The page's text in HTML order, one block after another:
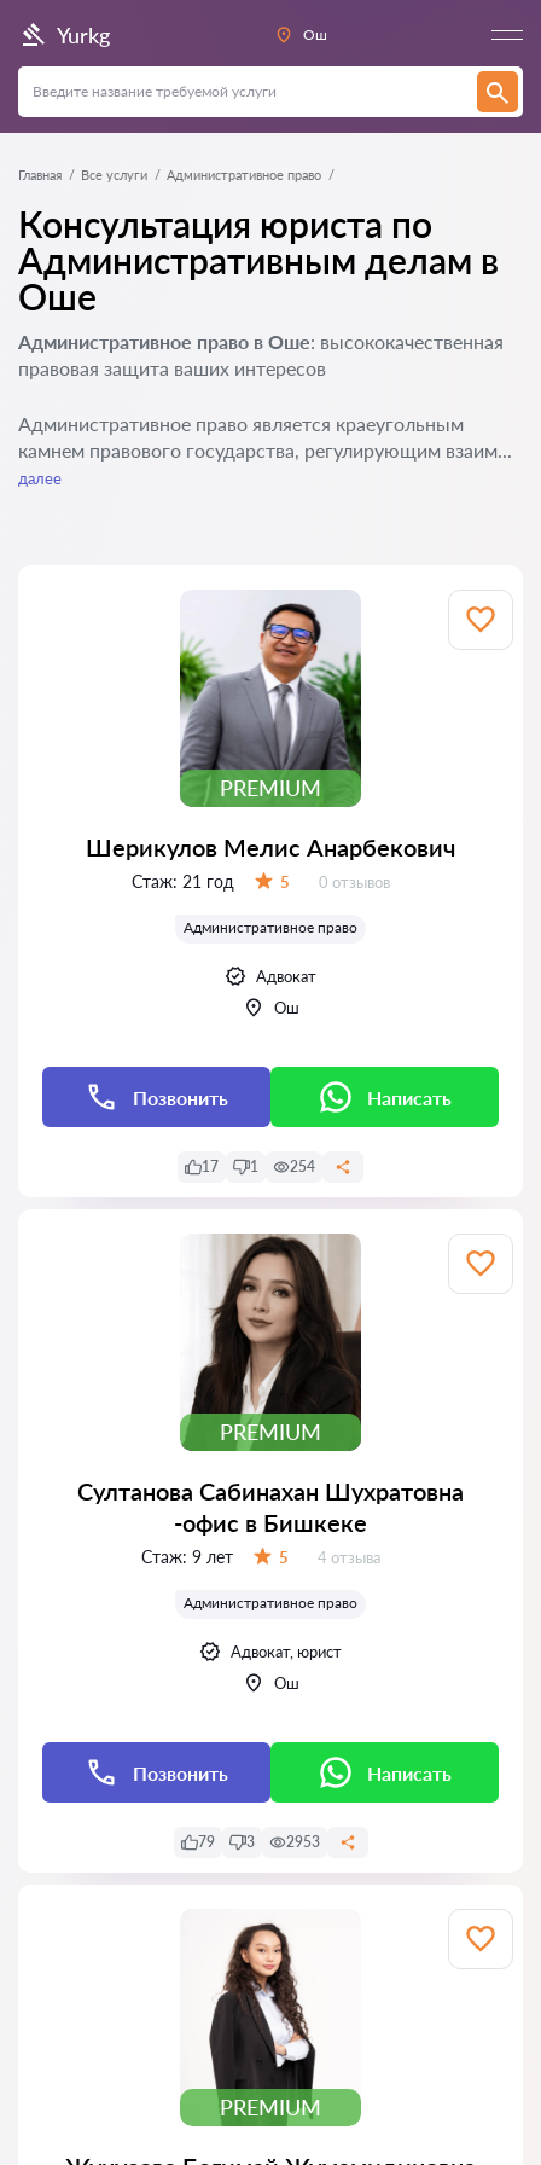
Yurkg Ош
Главная Все услуги Административное право
Консультация юриста по
Административным делам в
Оше
Административное право в Оше: высококачественная
правовая защита ваших интересов
Административное право является краеугольным
камнем правового государства, регулирующим взаим...
далее
PREMIUM
Шерикулов Мелис Анарбекович
Стаж: 21 год 5 Отзывов:
0 отзывов
Административное право
Адвокат
Ош
Позвонить Написать
17 1 254
PREMIUM
Султанова Сабинахан Шухратовна
-офис в Бишкеке
Стаж: 9 лет 5 Отзывов:
4 отзыва
Административное право
Адвокат, юрист
Ош
Позвонить Написать
79 3 2953
PREMIUM